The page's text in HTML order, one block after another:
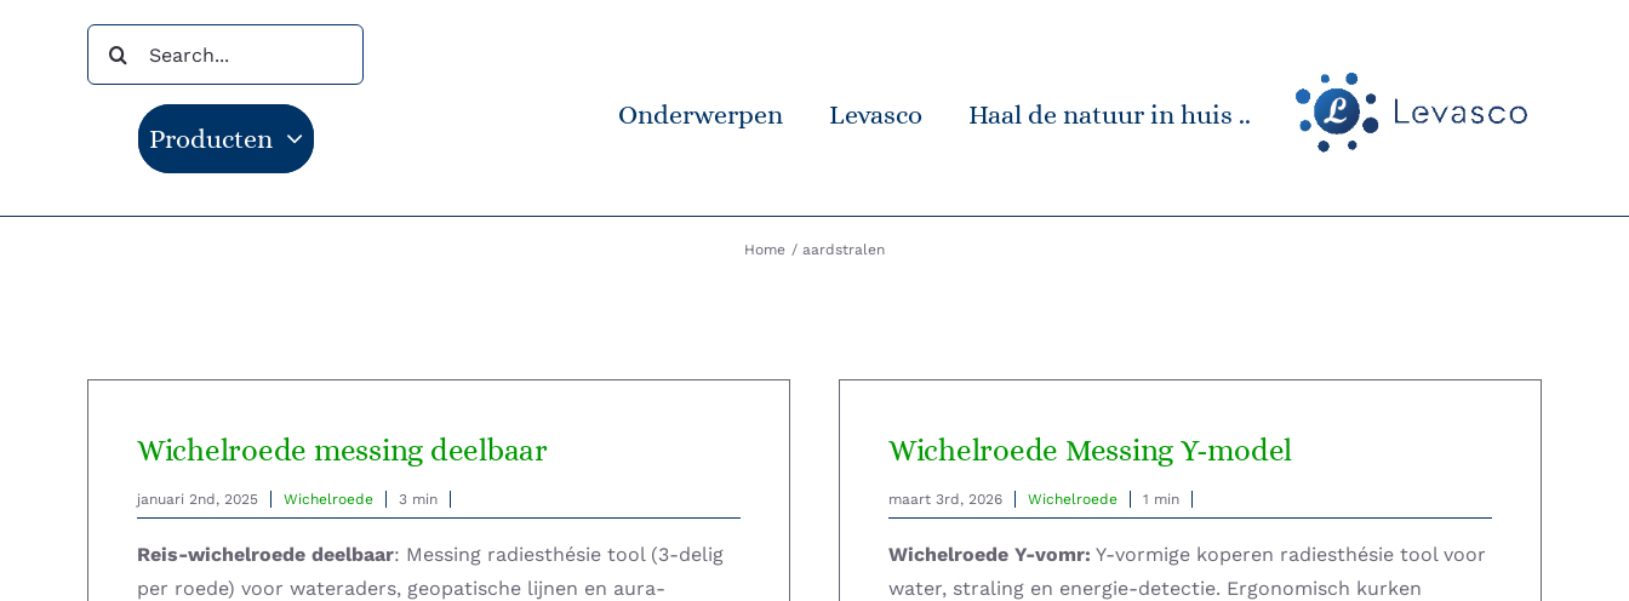
naar:
Producten
Onderwerpen Levasco Haal de natuur in huis ..
Home aardstralen
Wichelroede messing deelbaar
januari 2nd, 2025 Wichelroede 3 min
Reis-wichelroede deelbaar: Messing radiesthésie tool (3-delig
per roede) voor wateraders, geopatische lijnen en aura-
Wichelroede Messing Y-model
maart 3rd, 2026 Wichelroede 1 min
Wichelroede Y-vomr: Y-vormige koperen radiesthésie tool voor
water, straling en energie-detectie. Ergonomisch kurken